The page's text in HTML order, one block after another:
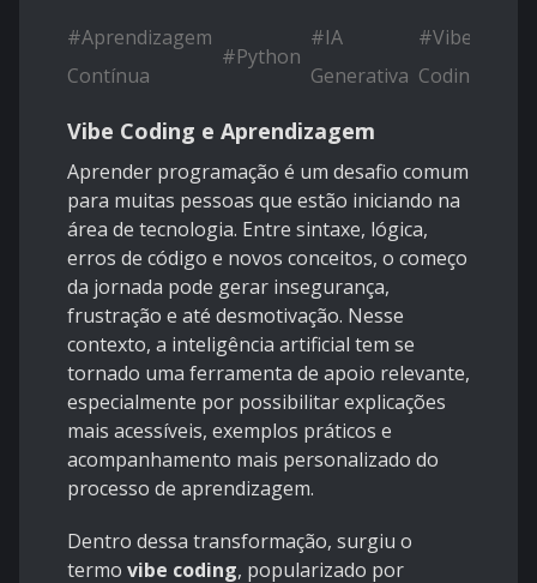
#Aprendizagem
Contínua
#Python
#IA
Generativa
#Vibe
Coding
Vibe Coding e Aprendizagem
Aprender programação é um desafio comum
para muitas pessoas que estão iniciando na
área de tecnologia. Entre sintaxe, lógica,
erros de código e novos conceitos, o começo
da jornada pode gerar insegurança,
frustração e até desmotivação. Nesse
contexto, a inteligência artificial tem se
tornado uma ferramenta de apoio relevante,
especialmente por possibilitar explicações
mais acessíveis, exemplos práticos e
acompanhamento mais personalizado do
processo de aprendizagem.
Dentro dessa transformação, surgiu o
termo vibe coding, popularizado por